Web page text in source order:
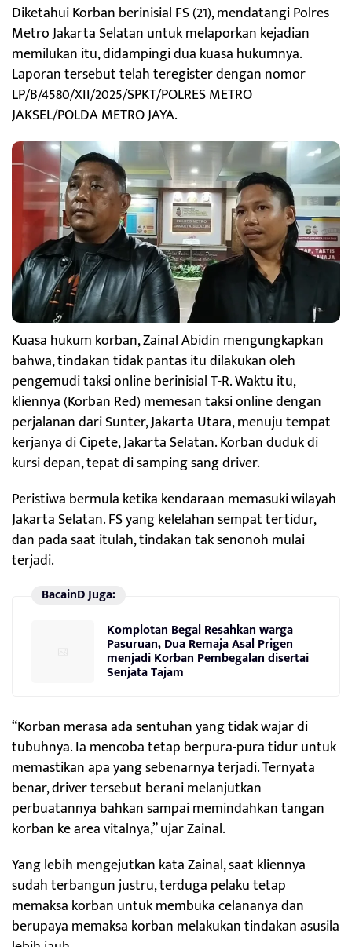
Diketahui Korban berinisial FS (21), mendatangi Polres
Metro Jakarta Selatan untuk melaporkan kejadian
memilukan itu, didampingi dua kuasa hukumnya.
Laporan tersebut telah teregister dengan nomor
LP/B/4580/XII/2025/SPKT/POLRES METRO
JAKSEL/POLDA METRO JAYA.
Kuasa hukum korban, Zainal Abidin mengungkapkan
bahwa, tindakan tidak pantas itu dilakukan oleh
pengemudi taksi online berinisial T-R. Waktu itu,
kliennya (Korban Red) memesan taksi online dengan
perjalanan dari Sunter, Jakarta Utara, menuju tempat
kerjanya di Cipete, Jakarta Selatan. Korban duduk di
kursi depan, tepat di samping sang driver.
Peristiwa bermula ketika kendaraan memasuki wilayah
Jakarta Selatan. FS yang kelelahan sempat tertidur,
dan pada saat itulah, tindakan tak senonoh mulai
terjadi.
BacainD Juga:
Komplotan Begal Resahkan warga
Pasuruan, Dua Remaja Asal Prigen
menjadi Korban Pembegalan disertai
Senjata Tajam
“Korban merasa ada sentuhan yang tidak wajar di
tubuhnya. Ia mencoba tetap berpura-pura tidur untuk
memastikan apa yang sebenarnya terjadi. Ternyata
benar, driver tersebut berani melanjutkan
perbuatannya bahkan sampai memindahkan tangan
korban ke area vitalnya,” ujar Zainal.
Yang lebih mengejutkan kata Zainal, saat kliennya
sudah terbangun justru, terduga pelaku tetap
memaksa korban untuk membuka celananya dan
berupaya memaksa korban melakukan tindakan asusila